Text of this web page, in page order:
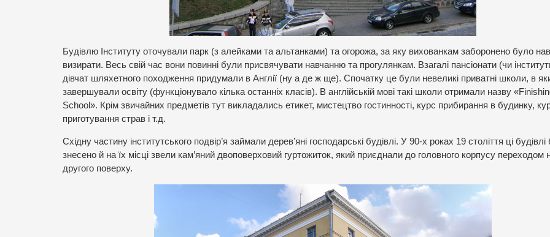
Будівлю Інституту оточували парк (з алейками та альтанками) та огорожа, за яку вихованкам заборонено було
визирати. Весь свій час вони повинні були присвячувати навчанню та прогулянкам. Взагалі пансіонати (чи
дівчат шляхетного походження придумали в Англії (ну а де ж ще). Спочатку це були невеликі приватні школи, в
завершували освіту (функціонувало кілька останніх класів). В англійській мові такі школи отримали назву
School». Крім звичайних предметів тут викладались етикет, мистецтво гостинності, курс прибирання в будинку,
приготування страв і т.д.
Східну частину інститутського подвір’я займали дерев’яні господарські будівлі. У 90-х роках 19 століття ці
знесено й на їх місці звели кам’яний двоповерховий гуртожиток, який приєднали до головного корпусу переходом
другого поверху.